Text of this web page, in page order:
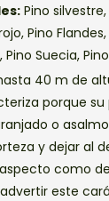
Pino
Pino
Pino Suecia,
40 m de
porque
o
y dejar al
como
este